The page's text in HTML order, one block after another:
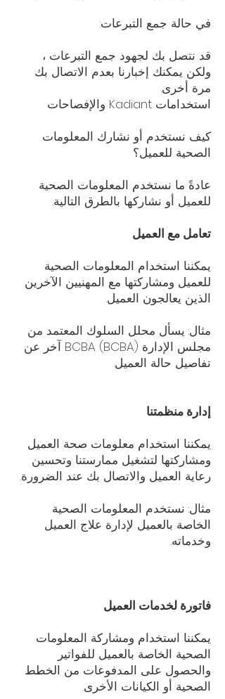
في حالة جمع التبرعات:
قد نتصل بك لجهود جمع التبرعات ،
ولكن يمكنك إخبارنا بعدم الاتصال بك
مرة أخرى.
استخدامات Kadiant والإفصاحات
كيف نستخدم أو نشارك المعلومات
الصحية للعميل؟
عادةً ما نستخدم المعلومات الصحية
للعميل أو نشاركها بالطرق التالية.
تعامل مع العميل
يمكننا استخدام المعلومات الصحية
للعميل ومشاركتها مع المهنيين الآخرين
الذين يعالجون العميل.
مثال: يسأل محلل السلوك المعتمد من
مجلس الإدارة (BCBA) BCBA آخر عن
تفاصيل حالة العميل.
إدارة منظمتنا
يمكننا استخدام معلومات صحة العميل
ومشاركتها لتشغيل ممارستنا وتحسين
رعاية العميل والاتصال بك عند الضرورة.
مثال: نستخدم المعلومات الصحية
الخاصة بالعميل لإدارة علاج العميل
وخدماته.
فاتورة لخدمات العميل
يمكننا استخدام ومشاركة المعلومات
الصحية الخاصة بالعميل للفواتير
والحصول على المدفوعات من الخطط
الصحية أو الكيانات الأخرى.